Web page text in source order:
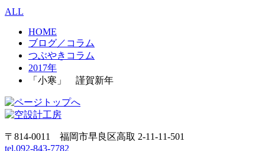
ALL
HOME
ブログ／コラム
つぶやきコラム
2017年
「小寒」 謹賀新年
〒814-0011 福岡市早良区高取 2-11-11-501
tel.092-843-7782